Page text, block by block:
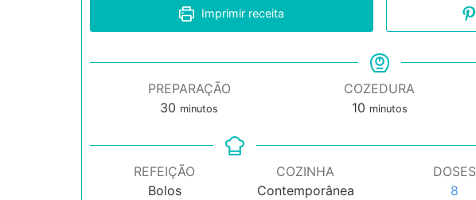
Imprimir receita
PREPARAÇÃO
30 minutos
minutos
COZEDURA
10minutos
minutos
REFEIÇÃO
Bolos
COZINHA
Contemporânea
DOSES
8